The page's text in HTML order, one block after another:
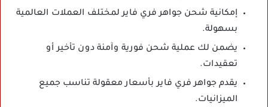
إمكانية شحن جواهر فري فاير لمختلف العملات العالمية
بسهولة.
يضمن لك عملية شحن فورية وآمنة دون تأخير أو
تعقيدات.
يقدم جواهر فري فاير بأسعار معقولة تناسب جميع
الميزانيات.